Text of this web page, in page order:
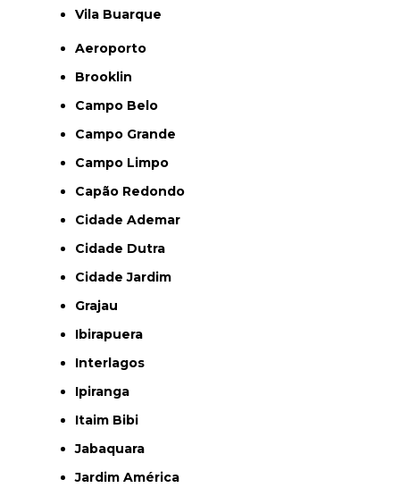
Vila Buarque
Aeroporto
Brooklin
Campo Belo
Campo Grande
Campo Limpo
Capão Redondo
Cidade Ademar
Cidade Dutra
Cidade Jardim
Grajau
Ibirapuera
Interlagos
Ipiranga
Itaim Bibi
Jabaquara
Jardim América